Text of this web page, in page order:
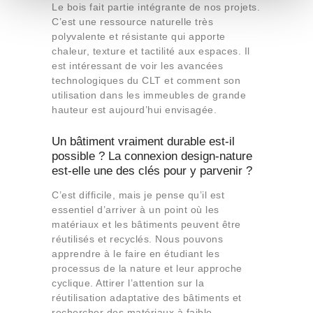
Le bois fait partie intégrante de nos projets.
C’est une ressource naturelle très
polyvalente et résistante qui apporte
chaleur, texture et tactilité aux espaces. Il
est intéressant de voir les avancées
technologiques du CLT et comment son
utilisation dans les immeubles de grande
hauteur est aujourd’hui envisagée.
Un bâtiment vraiment durable est-il
possible ? La connexion design-nature
est-elle une des clés pour y parvenir ?
C’est difficile, mais je pense qu’il est
essentiel d’arriver à un point où les
matériaux et les bâtiments peuvent être
réutilisés et recyclés. Nous pouvons
apprendre à le faire en étudiant les
processus de la nature et leur approche
cyclique. Attirer l’attention sur la
réutilisation adaptative des bâtiments et